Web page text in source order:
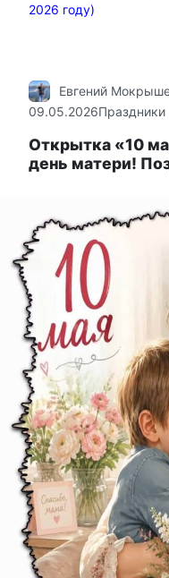
2026 году)
Евгений
09.05.2026Праздники
Открытка «10
день матери!